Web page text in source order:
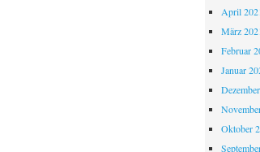
April
März
Februar
Januar
Oktober